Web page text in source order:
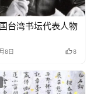
台湾书坛代表人物
8日 8